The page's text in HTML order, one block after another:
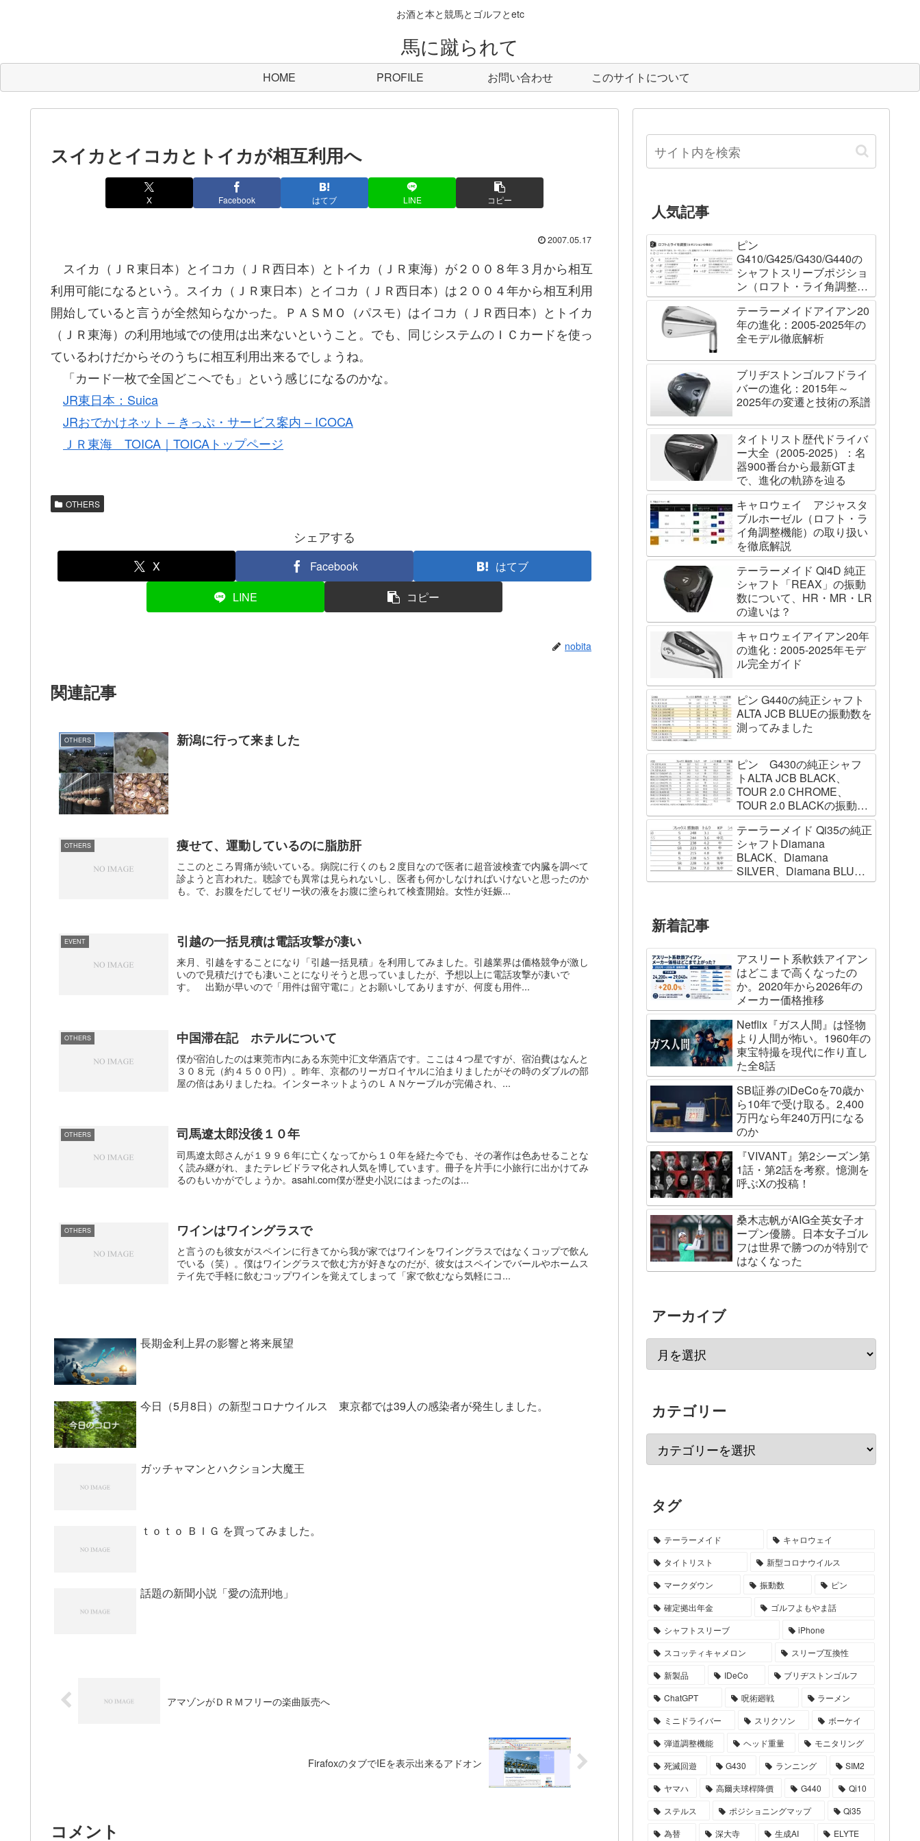
お酒と本と競馬とゴルフとetc
馬に蹴られて
HOME PROFILE お問い合わせ このサイトについて
スイカとイコカとトイカが相互利用へ
X Facebook はてブ LINE コピー
2007.05.17
スイカ（ＪＲ東日本）とイコカ（ＪＲ西日本）とトイカ（ＪＲ東海）が２００８年３月から相互
利用可能になるという。スイカ（ＪＲ東日本）とイコカ（ＪＲ西日本）は２００４年から相互利用
開始していると言うが全然知らなかった。ＰＡＳＭＯ（パスモ）はイコカ（ＪＲ西日本）とトイカ
（ＪＲ東海）の利用地域での使用は出来ないということ。でも、同じシステムのＩＣカードを使っ
ているわけだからそのうちに相互利用出来るでしょうね。
「カード一枚で全国どこへでも」という感じになるのかな。
JR東日本：Suica
JRおでかけネット – きっぷ・サービス案内 – ICOCA
ＪＲ東海 TOICA｜TOICAトップページ
OTHERS
シェアする
X Facebook
はてブ
LINE
コピー
nobita
関連記事
OTHERS 新潟に行って来ました
OTHERS 痩せて、運動しているのに脂肪肝
ここのところ胃痛が続いている。病院に行くのも２度目なので医者に超音波検査で内臓を調べて
診ようと言われた。聴診でも異常は見られないし、医者も何かしなければいけないと思ったのか
も。で、お腹をだしてゼリー状の液をお腹に塗られて検査開始。女性が妊娠...
EVENT 引越の一括見積は電話攻撃が凄い
来月、引越をすることになり「引越一括見積」を利用してみました。引越業界は価格競争が激し
いので見積だけでも凄いことになりそうと思っていましたが、予想以上に電話攻撃が凄いで
す。 出勤が早いので「用件は留守電に」とお願いしてありますが、何度も用件...
OTHERS 中国滞在記 ホテルについて
僕が宿泊したのは東莞市内にある东莞中汇文华酒店です。ここは４つ星ですが、宿泊費はなんと
３０８元（約４５００円）。昨年、京都のリーガロイヤルに泊まりましたがその時のダブルの部
屋の倍はありましたね。インターネットようのＬＡＮケーブルが完備され、...
OTHERS 司馬遼太郎没後１０年
司馬遼太郎さんが１９９６年に亡くなってから１０年を経た今でも、その著作は色あせることな
く読み継がれ、またテレビドラマ化され人気を博しています。冊子を片手に小旅行に出かけてみ
るのもいかがでしょうか。asahi.com僕が歴史小説にはまったのは...
OTHERS ワインはワイングラスで
と言うのも彼女がスペインに行きてから我が家ではワインをワイングラスではなくコップで飲ん
でいる（笑）。僕はワイングラスで飲む方が好きなのだが、彼女はスペインでバールやホームス
テイ先で手軽に飲むコップワインを覚えてしまって「家で飲むなら気軽にコ...
長期金利上昇の影響と将来展望
今日（5月8日）の新型コロナウイルス 東京都では39人の感染者が発生しました。
ガッチャマンとハクション大魔王
ｔｏｔｏ ＢＩＧ を買ってみました。
話題の新聞小説「愛の流刑地」
アマゾンがＤＲＭフリーの楽曲販売へ
FirafoxのタブでIEを表示出来るアドオン
コメント
人気記事
ピン
G410/G425/G430/G440の
シャフトスリーブポジショ
ン（ロフト・ライ角調整機
能）について
テーラーメイドアイアン20
年の進化：2005-2025年の
全モデル徹底解析
ブリヂストンゴルフドライ
バーの進化：2015年～
2025年の変遷と技術の系譜
タイトリスト歴代ドライバ
ー大全（2005-2025）：名
器900番台から最新GTま
で、進化の軌跡を辿る
キャロウェイ アジャスタ
ブルホーゼル（ロフト・ラ
イ角調整機能）の取り扱い
を徹底解説
テーラーメイド Qi4D 純正
シャフト「REAX」の振動
数について、HR・MR・LR
の違いは？
キャロウェイアイアン20年
の進化：2005-2025年モデ
ル完全ガイド
ピン G440の純正シャフト
ALTA JCB BLUEの振動数を
測ってみました
ピン G430の純正シャフ
トALTA JCB BLACK、
TOUR 2.0 CHROME、
TOUR 2.0 BLACKの振動数
を測ってみました
テーラーメイド Qi35の純正
シャフトDiamana
BLACK、Diamana
SILVER、Diamana BLUE
の振動数を測ってみました
新着記事
アスリート系軟鉄アイアン
はどこまで高くなったの
か。2020年から2026年の
メーカー価格推移
Netflix『ガス人間』は怪物
より人間が怖い。1960年の
東宝特撮を現代に作り直し
た全8話
SBI証券のiDeCoを70歳か
ら10年で受け取る。2,400
万円なら年240万円になる
のか
『VIVANT』第2シーズン第
1話・第2話を考察。憶測を
呼ぶXの投稿！
桑木志帆がAIG全英女子オ
ープン優勝。日本女子ゴル
フは世界で勝つのが特別で
はなくなった
アーカイブ
カテゴリー
タグ
テーラーメイド
キャロウェイ
タイトリスト
新型コロナウイルス
マークダウン
振動数
ピン
確定拠出年金
ゴルフよもやま話
シャフトスリーブ
iPhone
スコッティキャメロン
スリーブ互換性
新製品
IDeCo
ブリヂストンゴルフ
ChatGPT
呪術廻戦
ラーメン
ミニドライバー
スリクソン
ボーケイ
弾道調整機能
ヘッド重量
モニタリング
死滅回遊
G430 ランニング
SIM2
ヤマハ
高爾夫球桿降價 G440
Qi10
ステルス
ポジショニングマップ
Qi35
為替
深大寺 生成AI
ELYTE